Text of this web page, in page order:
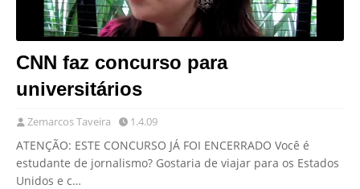
CNN faz concurso para
universitários
Zemarcos Taveira 1.4.09
ATENÇÃO: ESTE CONCURSO JÁ FOI ENCERRADO Você é
estudante de jornalismo? Gostaria de viajar para os Estados
Unidos e c…